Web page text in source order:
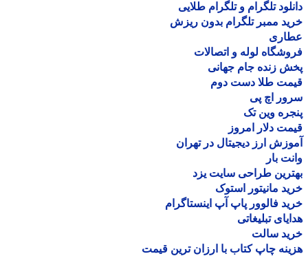
تلگرام و تلگرام طلایی
ممبر تلگرام بدون ریزش
لوله و اتصالات
زنده جام جهانی
طلا دست دوم
اچ پی
وین تک
دلار امروز
ارز دیجیتال در تهران
بار
طراحی سایت یزد
مانیتور استوک
فالوور پاپ آپ اینستاگرام
تبلیغاتی
سالت
چاپ کتاب با ارزان ترین قیمت